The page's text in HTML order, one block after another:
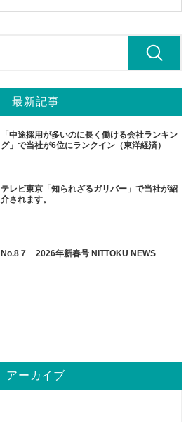
最新記事
「中途採用が多いのに長く働ける会社ランキン
グ」で当社が6位にランクイン（東洋経済）
テレビ東京「知られざるガリバー」で当社が紹
介されます。
No.8７ 2026年新春号 NITTOKU NEWS
アーカイブ